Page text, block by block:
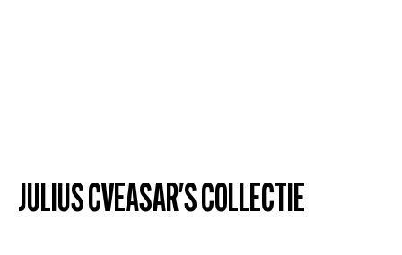
JULIUS CVEASAR'S COLLECTIE